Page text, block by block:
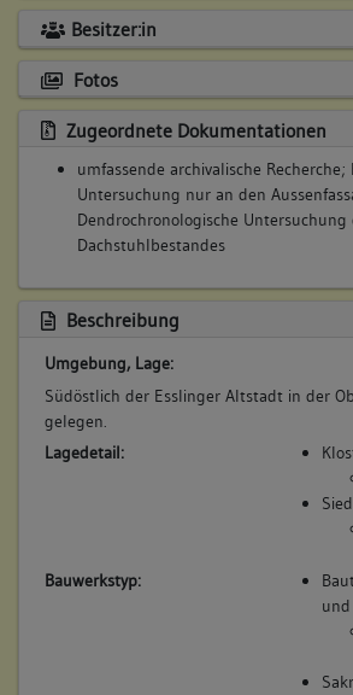
Bauten für Wohlfahrt und
Spital
4. Bauphase:
(1802 - 1923)
Nutztung des ehemaligen Klosters St.
Armenspital
Betroffene Gebäudeteile:
keine
Bauwerkstyp:
Bauten für Wohlfahrt und
Armenhaus
Umbau der ehemaligen
Jahren zum Altenheim Obertor durch
Am 27. Januar 1967 wurde der
Besitzer:in
Fotos
Zugeordnete Dokumentationen
umfassende archivalische
Untersuchung nur an den
Dendrochronologische Untersuchung
Dachstuhlbestandes
Beschreibung
Umgebung, Lage:
Südöstlich der Esslinger Altstadt in der
gelegen.
Lagedetail:
Bauwerkstyp: